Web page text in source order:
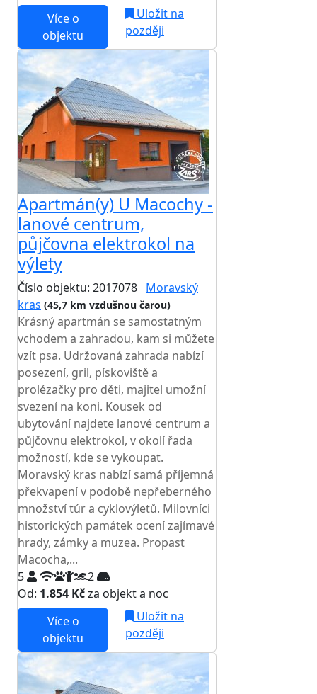
Více o
objektu
Uložit na
později
Apartmán(y) U Macochy -
lanové centrum,
půjčovna elektrokol na
výlety
Číslo objektu: 2017078 Moravský
kras (45,7 km vzdušnou čarou)
Krásný apartmán se samostatným
vchodem a zahradou, kam si můžete
vzít psa. Udržovaná zahrada nabízí
posezení, gril, pískoviště a
prolézačky pro děti, majitel umožní
svezení na koni. Kousek od
ubytování najdete lanové centrum a
půjčovnu elektrokol, v okolí řada
možností, kde se vykoupat.
Moravský kras nabízí samá příjemná
překvapení v podobě nepřeberného
množství túr a cyklovýletů. Milovníci
historických památek ocení zajímavé
hrady, zámky a muzea. Propast
Macocha,...
5
2
Od: 1.854 Kčza objekt a noc
Více o
objektu
Uložit na
později